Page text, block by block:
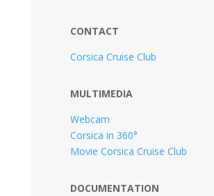
CONTACT
Corsica Cruise Club
MULTIMEDIA
Webcam
Corsica in 360°
Movie Corsica Cruise Club
DOCUMENTATION